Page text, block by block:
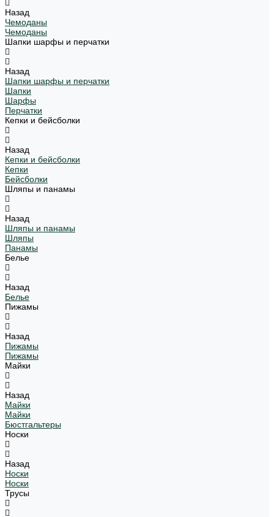
Назад
Чемоданы
Чемоданы
Шапки шарфы и перчатки
Назад
Шапки шарфы и перчатки
Шапки
Шарфы
Перчатки
Кепки и бейсболки
Назад
Кепки и бейсболки
Кепки
Бейсболки
Шляпы и панамы
Назад
Шляпы и панамы
Шляпы
Панамы
Белье
Назад
Белье
Пижамы
Назад
Пижамы
Пижамы
Майки
Назад
Майки
Майки
Бюстгальтеры
Носки
Назад
Носки
Носки
Трусы